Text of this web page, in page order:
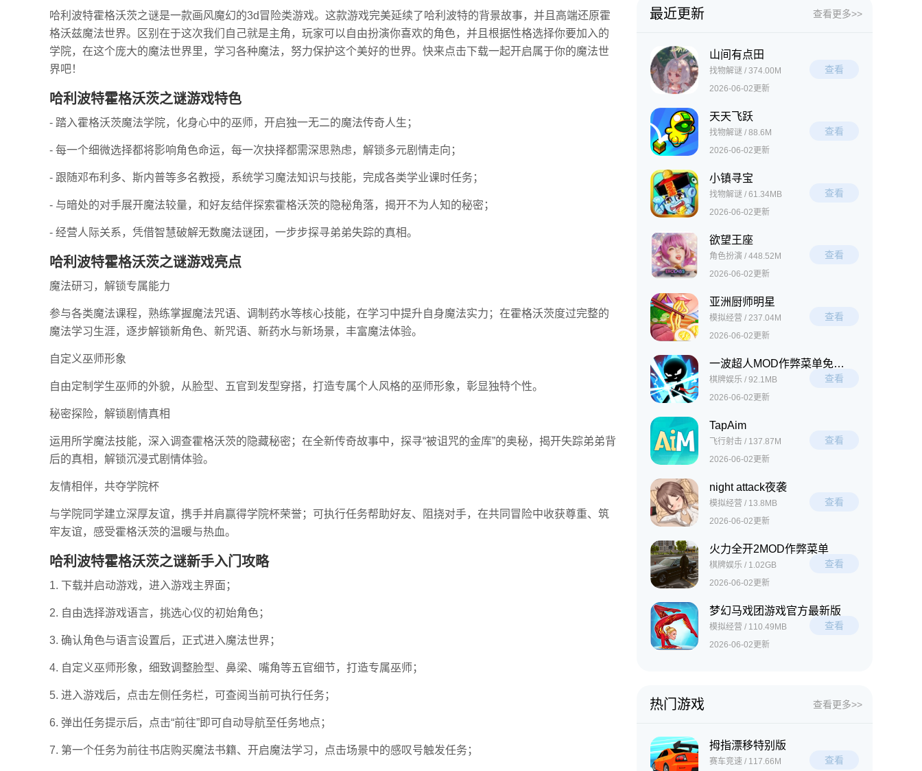
哈利波特霍格沃茨之谜是一款画风魔幻的3d冒险类游戏。这款游戏完美延续了哈利波特的背景故事，并且高端还原霍
格沃兹魔法世界。区别在于这次我们自己就是主角，玩家可以自由扮演你喜欢的角色，并且根据性格选择你要加入的
学院，在这个庞大的魔法世界里，学习各种魔法，努力保护这个美好的世界。快来点击下载一起开启属于你的魔法世
界吧！
哈利波特霍格沃茨之谜游戏特色
- 踏入霍格沃茨魔法学院，化身心中的巫师，开启独一无二的魔法传奇人生；
- 每一个细微选择都将影响角色命运，每一次抉择都需深思熟虑，解锁多元剧情走向；
- 跟随邓布利多、斯内普等多名教授，系统学习魔法知识与技能，完成各类学业课时任务；
- 与暗处的对手展开魔法较量，和好友结伴探索霍格沃茨的隐秘角落，揭开不为人知的秘密；
- 经营人际关系，凭借智慧破解无数魔法谜团，一步步探寻弟弟失踪的真相。
哈利波特霍格沃茨之谜游戏亮点
魔法研习，解锁专属能力
参与各类魔法课程，熟练掌握魔法咒语、调制药水等核心技能，在学习中提升自身魔法实力；在霍格沃茨度过完整的
魔法学习生涯，逐步解锁新角色、新咒语、新药水与新场景，丰富魔法体验。
自定义巫师形象
自由定制学生巫师的外貌，从脸型、五官到发型穿搭，打造专属个人风格的巫师形象，彰显独特个性。
秘密探险，解锁剧情真相
运用所学魔法技能，深入调查霍格沃茨的隐藏秘密；在全新传奇故事中，探寻“被诅咒的金库”的奥秘，揭开失踪弟弟背
后的真相，解锁沉浸式剧情体验。
友情相伴，共夺学院杯
与学院同学建立深厚友谊，携手并肩赢得学院杯荣誉；可执行任务帮助好友、阻挠对手，在共同冒险中收获尊重、筑
牢友谊，感受霍格沃茨的温暖与热血。
哈利波特霍格沃茨之谜新手入门攻略
1. 下载并启动游戏，进入游戏主界面；
2. 自由选择游戏语言，挑选心仪的初始角色；
3. 确认角色与语言设置后，正式进入魔法世界；
4. 自定义巫师形象，细致调整脸型、鼻梁、嘴角等五官细节，打造专属巫师；
5. 进入游戏后，点击左侧任务栏，可查阅当前可执行任务；
6. 弹出任务提示后，点击“前往”即可自动导航至任务地点；
7. 第一个任务为前往书店购买魔法书籍、开启魔法学习，点击场景中的感叹号触发任务；
最近更新 查看更多>>
山间有点田
找物解谜 / 374.00M
2026-06-02更新
查看
天天飞跃
找物解谜 / 88.6M
2026-06-02更新
查看
小镇寻宝
找物解谜 / 61.34MB
2026-06-02更新
查看
欲望王座
角色扮演 / 448.52M
2026-06-02更新
查看
亚洲厨师明星
模拟经营 / 237.04M
2026-06-02更新
查看
一波超人MOD作弊菜单免费下载
棋牌娱乐 / 92.1MB
2026-06-02更新
查看
TapAim
飞行射击 / 137.87M
2026-06-02更新
查看
night attack夜袭
模拟经营 / 13.8MB
2026-06-02更新
查看
火力全开2MOD作弊菜单
棋牌娱乐 / 1.02GB
2026-06-02更新
查看
梦幻马戏团游戏官方最新版
模拟经营 / 110.49MB
2026-06-02更新
查看
热门游戏 查看更多>>
拇指漂移特别版
赛车竞速 / 117.66M
查看